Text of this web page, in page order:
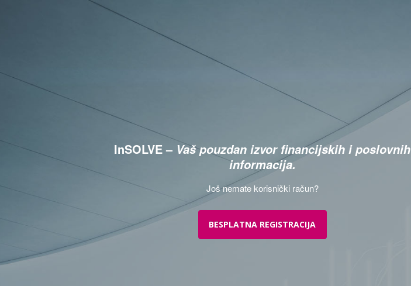
InSOLVE – Vaš pouzdan izvor financijskih i poslovnih
informacija.
Još nemate korisnički račun?
BESPLATNA REGISTRACIJA